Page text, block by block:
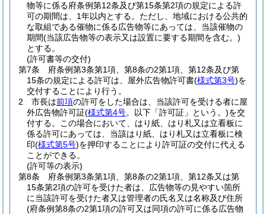
物等に係る府条例第12条及び第15条第2項の規定による許
可の期間は、1年以内とする。 ただし、地域における公共的
な取組である催物に係る広告物等にあっては、当該催物の
期間(当該広告物等の表示又は設置に要する期間を含む。)
とする。
(許可書等の交付)
第7条
府条例第3条第1項、第8条の2第1項、第12条及び第
15条の規定による許可は、屋外広告物許可書(様式第3号)を
交付することにより行う。
2
市長は前項の許可をした場合は、当該許可を受ける者に屋
外広告物許可証(様式第4号。以下「許可証」という。)を交
付する。
この場合において、はり紙、はり札又は立看板に
係る許可にあっては、当該はり紙、はり札又は立看板に検
印(様式第5号)を押印することにより許可証の交付に代える
ことができる。
(許可等の表示)
第8条
府条例第3条第1項、第8条の2第1項、第12条又は第
15条第2項の許可を受けた者は、広告物等の見やすい箇所
に当該許可を受けた者又は管理者の氏名又は名称及び住所
(府条例第8条の2第1項の許可又は同項の許可に係る広告物